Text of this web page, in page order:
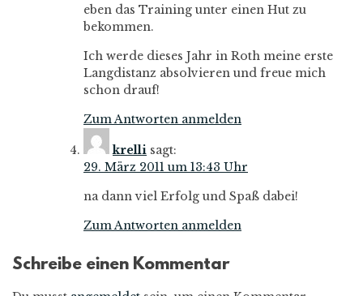
eben das Training unter einen Hut zu
bekommen.
Ich werde dieses Jahr in Roth meine erste
Langdistanz absolvieren und freue mich
schon drauf!
Zum Antworten anmelden
krelli sagt:
29. März 2011 um 13:43 Uhr
na dann viel Erfolg und Spaß dabei!
Zum Antworten anmelden
Schreibe einen Kommentar